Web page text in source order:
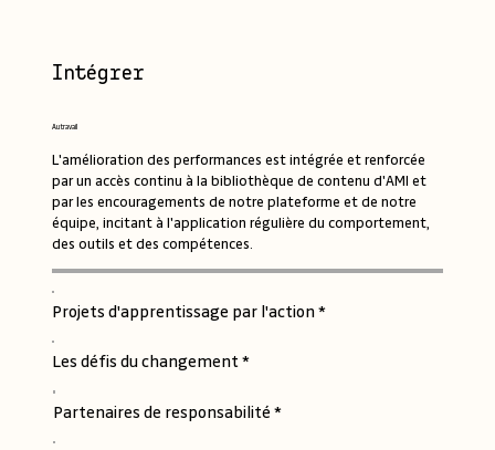
Intégrer
Au travail
L'amélioration des performances est intégrée et renforcée
par un accès continu à la bibliothèque de contenu d'AMI et
par les encouragements de notre plateforme et de notre
équipe, incitant à l'application régulière du comportement,
des outils et des compétences.
Projets d'apprentissage par l'action *
Les défis du changement *
Partenaires de responsabilité *